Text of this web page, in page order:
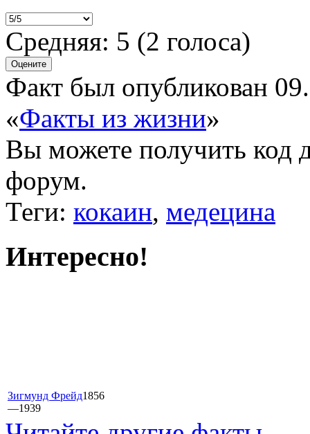
Средняя: 5 (2 голоса)
Факт был опубликован
«Факты из жизни»
Вы можете получить код
форум.
Теги: кокаин, медецина
Интересно!
Зигмунд Фрейд1856
—1939